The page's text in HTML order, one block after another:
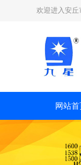
欢迎进入安丘
网站